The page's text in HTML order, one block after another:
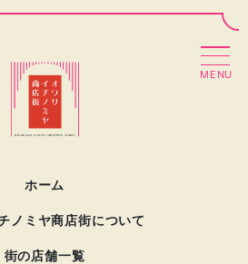
MENU
ホーム
ノミヤ商店街について
街の店舗一覧